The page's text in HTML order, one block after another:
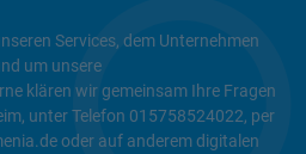
Services, dem Unternehmen
um unsere
klären wir gemeinsam Ihre Fragen
unter Telefon 015758524022, per
oder auf anderem digitalen